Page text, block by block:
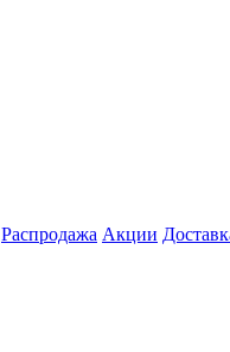
Распродажа Акции